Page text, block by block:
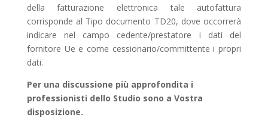
della fatturazione elettronica tale autofattura
corrisponde al Tipo documento TD20, dove occorrerà
indicare nel campo cedente/prestatore i dati del
fornitore Ue e come cessionario/committente i propri
dati.
Per una discussione più approfondita i
professionisti dello Studio sono a Vostra
disposizione.